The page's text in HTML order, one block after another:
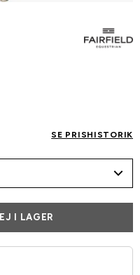
SE PRISHISTORIK
EJ I LAGER